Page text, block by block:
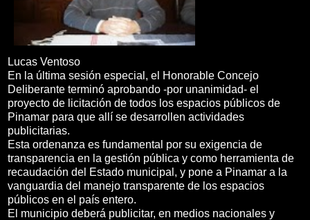
Lucas Ventoso
En la última sesión especial, el Honorable Concejo
Deliberante terminó aprobando -por unanimidad- el
proyecto de licitación de todos los espacios públicos de
Pinamar para que allí se desarrollen actividades
publicitarias.
Esta ordenanza es fundamental por su exigencia de
transparencia en la gestión pública y como herramienta de
recaudación del Estado municipal, y pone a Pinamar a la
vanguardia del manejo transparente de los espacios
públicos en el país entero.
El municipio deberá publicitar, en medios nacionales y